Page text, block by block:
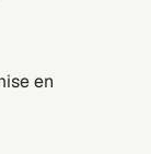
en